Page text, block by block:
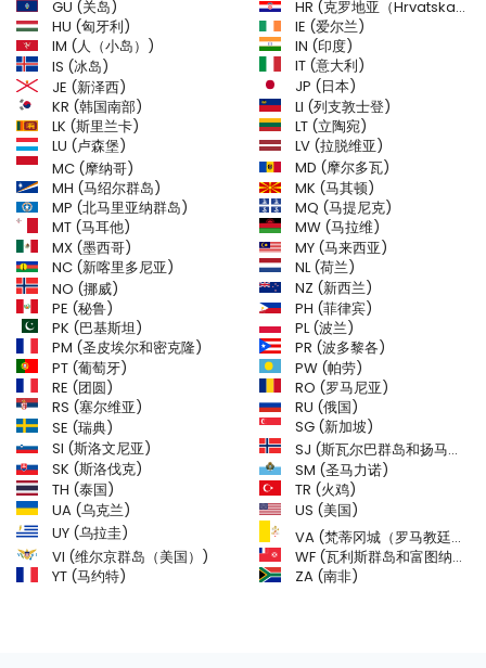
GU (关岛)
HR (克罗地亚（Hrvatska）)
HU (匈牙利)
IE (爱尔兰)
IM (人（小岛）)
IN (印度)
IS (冰岛)
IT (意大利)
JE (新泽西)
JP (日本)
KR (韩国南部)
LI (列支敦士登)
LK (斯里兰卡)
LT (立陶宛)
LU (卢森堡)
LV (拉脱维亚)
MC (摩纳哥)
MD (摩尔多瓦)
MH (马绍尔群岛)
MK (马其顿)
MP (北马里亚纳群岛)
MQ (马提尼克)
MT (马耳他)
MW (马拉维)
MX (墨西哥)
MY (马来西亚)
NC (新喀里多尼亚)
NL (荷兰)
NO (挪威)
NZ (新西兰)
PE (秘鲁)
PH (菲律宾)
PK (巴基斯坦)
PL (波兰)
PM (圣皮埃尔和密克隆)
PR (波多黎各)
PT (葡萄牙)
PW (帕劳)
RE (团圆)
RO (罗马尼亚)
RS (塞尔维亚)
RU (俄国)
SE (瑞典)
SG (新加坡)
SI (斯洛文尼亚)
SJ (斯瓦尔巴群岛和扬马延岛)
SK (斯洛伐克)
SM (圣马力诺)
TH (泰国)
TR (火鸡)
UA (乌克兰)
US (美国)
UY (乌拉圭)
VA (梵蒂冈城（罗马教廷）)
VI (维尔京群岛（美国）)
WF (瓦利斯群岛和富图纳群岛)
YT (马约特)
ZA (南非)